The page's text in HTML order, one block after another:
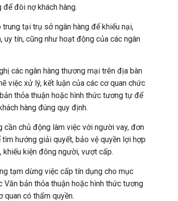
đòi nợ khách hàng.
tại trụ sở ngân hàng để khiếu nại,
uy tín, cũng như hoạt động của các ngân
các ngân hàng thương mại trên địa bàn
việc xử lý, kết luận của các cơ quan chức
thỏa thuận hoặc hình thức tương tự để
hàng đúng quy định.
cần chủ động làm việc với người vay, đơn
hướng giải quyết, bảo vệ quyền lợi hợp
khiếu kiện đông người, vượt cấp.
tạm dừng việc cấp tín dụng cho mục
bản thỏa thuận hoặc hình thức tương
có thẩm quyền.